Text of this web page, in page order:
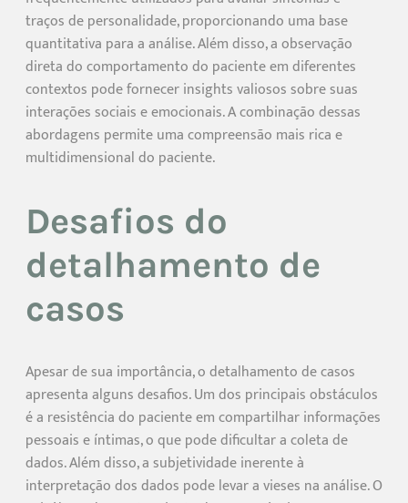
traços de personalidade, proporcionando uma base
quantitativa para a análise. Além disso, a observação
direta do comportamento do paciente em diferentes
contextos pode fornecer insights valiosos sobre suas
interações sociais e emocionais. A combinação dessas
abordagens permite uma compreensão mais rica e
multidimensional do paciente.
Desafios do
detalhamento de
casos
Apesar de sua importância, o detalhamento de casos
apresenta alguns desafios. Um dos principais obstáculos
é a resistência do paciente em compartilhar informações
pessoais e íntimas, o que pode dificultar a coleta de
dados. Além disso, a subjetividade inerente à
interpretação dos dados pode levar a vieses na análise. O